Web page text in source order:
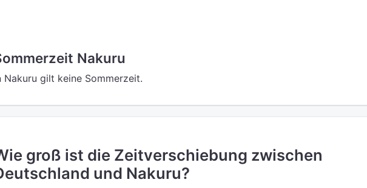
Nakuru
Nakuru gilt keine Sommerzeit.
groß ist die Zeitverschiebung zwischen
und Nakuru?